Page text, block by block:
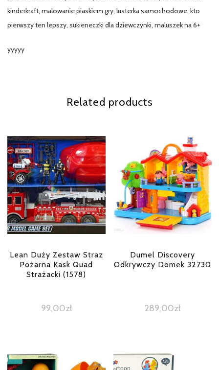
kinderkraft, malowanie piaskiem gry, lusterka samochodowe, kto
pierwszy ten lepszy, sukieneczki dla dziewczynki, maluszek na 6+
yyyyy
Related products
Lean Duży Zestaw Straz
Pożarna Kask Quad
Strażacki (1578)
99,00zł
Dumel Discovery
Odkrywczy Domek 32730
289,00zł